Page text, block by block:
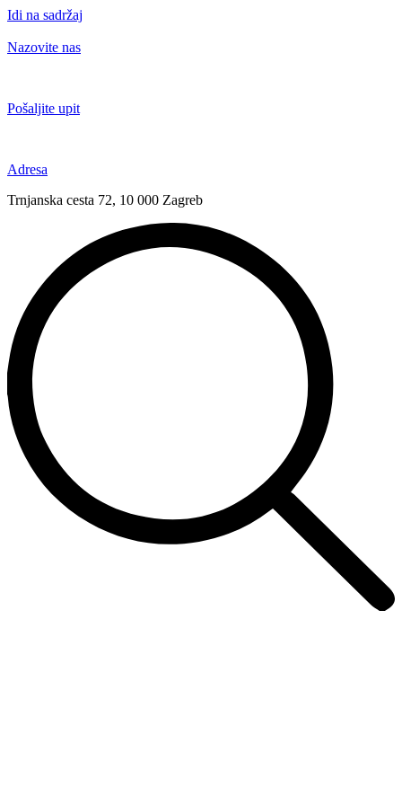
Idi na sadržaj
Nazovite nas
Pošaljite upit
Adresa
Trnjanska cesta 72, 10 000 Zagreb